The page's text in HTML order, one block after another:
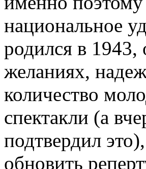
национальное
родился в
желаниях,
количество
спектакли (а
подтвердил
обновить